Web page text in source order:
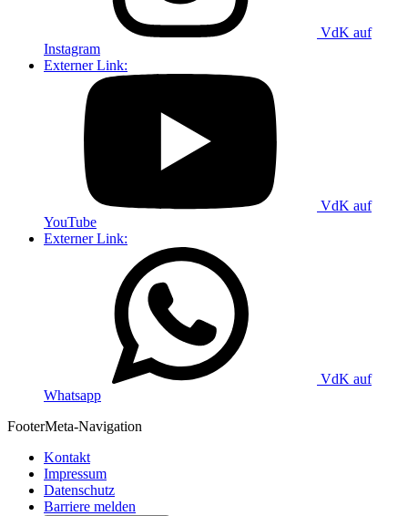
VdK auf
Instagram
Externer Link:
VdK auf
YouTube
Externer Link:
VdK auf
Whatsapp
FooterMeta-Navigation
Kontakt
Impressum
Datenschutz
Barriere melden